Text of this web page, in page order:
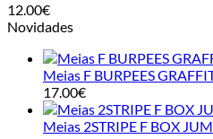
12.00€
Novidades
Meias F BURPEES
17.00€
Meias 2STRIPE F BOX